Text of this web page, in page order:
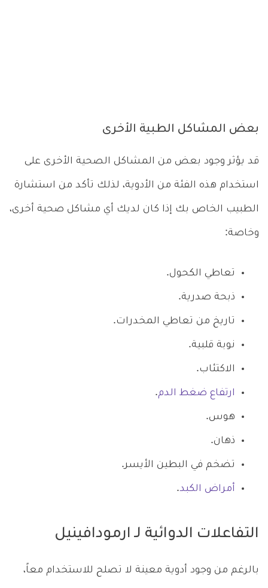
بعض المشاكل الطبية الأخرى
قد يؤثر وجود بعض من المشاكل الصحية الأخرى على
استخدام هذه الفئة من الأدوية، لذلك تأكد من استشارة
الطبيب الخاص بك إذا كان لديك أي مشاكل صحية أخرى،
وخاصة:
تعاطي الكحول.
ذبحة صدرية.
تاريخ من تعاطي المخدرات.
نوبة قلبية.
الاكتئاب.
ارتفاع ضغط الدم.
هوس.
ذهان.
تضخم في البطين الأيسر.
أمراض الكبد.
التفاعلات الدوائية لـ ارمودافينيل
بالرغم من وجود أدوية معينة لا تصلح للاستخدام معاً،